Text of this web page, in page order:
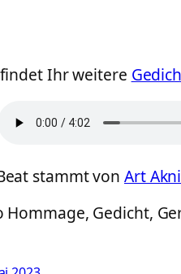
Ihr weitere
stammt von Art
Hommage, Gedicht,